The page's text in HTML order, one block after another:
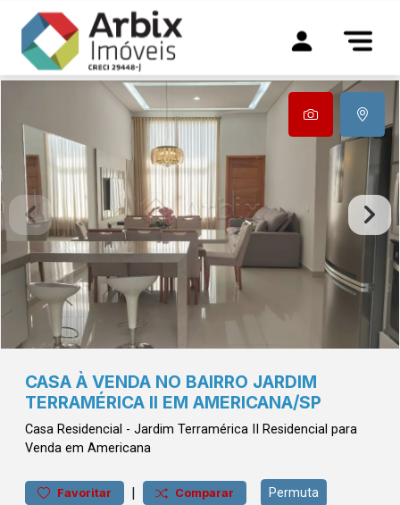
CASA À VENDA NO BAIRRO JARDIM
TERRAMÉRICA II EM AMERICANA/SP
Casa Residencial - Jardim Terramérica II
Residencial para
Venda em Americana
Favoritar | Comparar Permuta